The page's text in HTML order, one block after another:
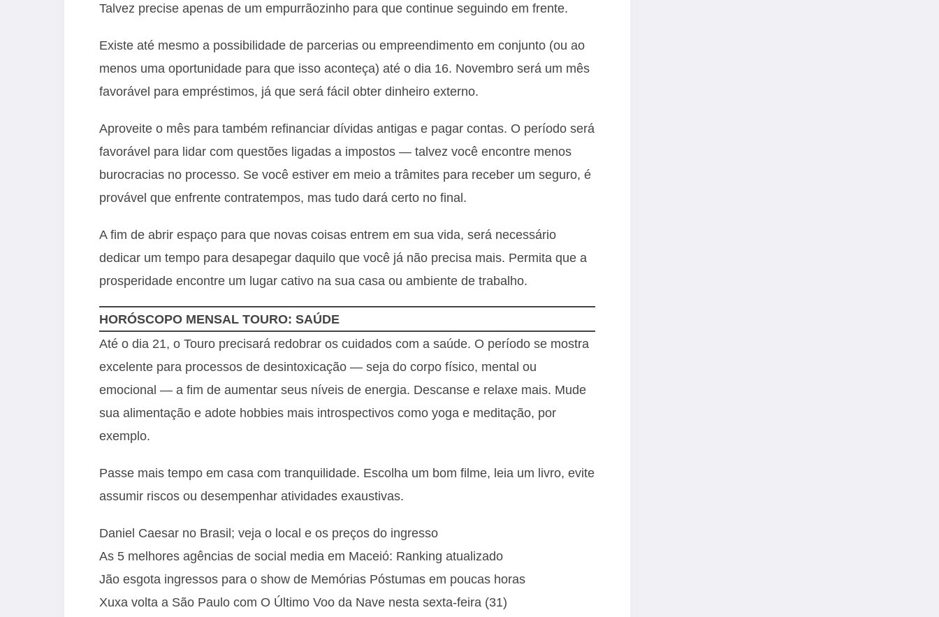
Talvez precise apenas de um empurrãozinho para que continue seguindo em frente.
Existe até mesmo a possibilidade de parcerias ou empreendimento em conjunto (ou ao
menos uma oportunidade para que isso aconteça) até o dia 16. Novembro será um mês
favorável para empréstimos, já que será fácil obter dinheiro externo.
Aproveite o mês para também refinanciar dívidas antigas e pagar contas. O período será
favorável para lidar com questões ligadas a impostos — talvez você encontre menos
burocracias no processo. Se você estiver em meio a trâmites para receber um seguro, é
provável que enfrente contratempos, mas tudo dará certo no final.
A fim de abrir espaço para que novas coisas entrem em sua vida, será necessário
dedicar um tempo para desapegar daquilo que você já não precisa mais. Permita que a
prosperidade encontre um lugar cativo na sua casa ou ambiente de trabalho.
HORÓSCOPO MENSAL TOURO: SAÚDE
Até o dia 21, o Touro precisará redobrar os cuidados com a saúde. O período se mostra
excelente para processos de desintoxicação — seja do corpo físico, mental ou
emocional — a fim de aumentar seus níveis de energia. Descanse e relaxe mais. Mude
sua alimentação e adote hobbies mais introspectivos como yoga e meditação, por
exemplo.
Passe mais tempo em casa com tranquilidade. Escolha um bom filme, leia um livro, evite
assumir riscos ou desempenhar atividades exaustivas.
Daniel Caesar no Brasil; veja o local e os preços do ingresso
As 5 melhores agências de social media em Maceió: Ranking atualizado
Jão esgota ingressos para o show de Memórias Póstumas em poucas horas
Xuxa volta a São Paulo com O Último Voo da Nave nesta sexta-feira (31)